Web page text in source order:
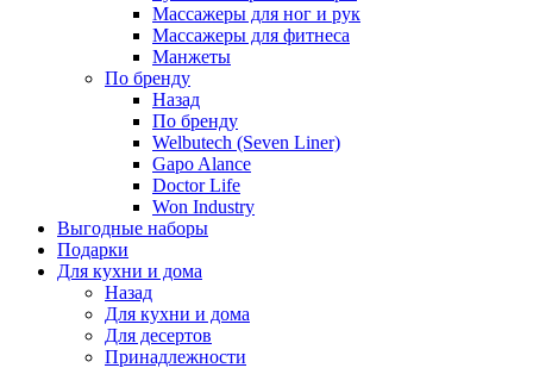
Массажеры для ног и рук
Массажеры для фитнеса
Манжеты
По бренду
Назад
По бренду
Welbutech (Seven Liner)
Gapo Alance
Doctor Life
Won Industry
Выгодные наборы
Подарки
Для кухни и дома
Назад
Для кухни и дома
Для десертов
Принадлежности